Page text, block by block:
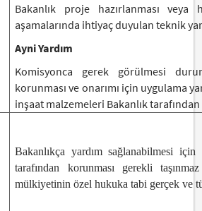
Bakanlık proje hazırlanması veya
aşamalarında ihtiyaç duyulan teknik
Ayni Yardım
Komisyonca gerek görülmesi
korunması ve onarımı için uygulama
inşaat malzemeleri Bakanlık
Bakanlıkça yardım sağlanabilmesi
tarafından korunması gerekli
mülkiyetinin özel hukuka tabi gerçek ve